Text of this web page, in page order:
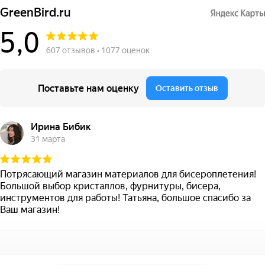
GreenBird.ru
5,0 607 отзывов • 1077 оценок
Поставьте нам оценку Оставить отзыв
Ирина Бибик
31 марта
Потрясающий магазин материалов для бисероплетения!
Большой выбор кристаллов, фурнитуры, бисера,
инструментов для работы! Татьяна, большое спасибо за
Ваш магазин!